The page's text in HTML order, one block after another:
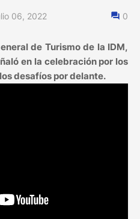
06, 2022 0
de Turismo de la IDM,
en la celebración por los
desafíos por delante.